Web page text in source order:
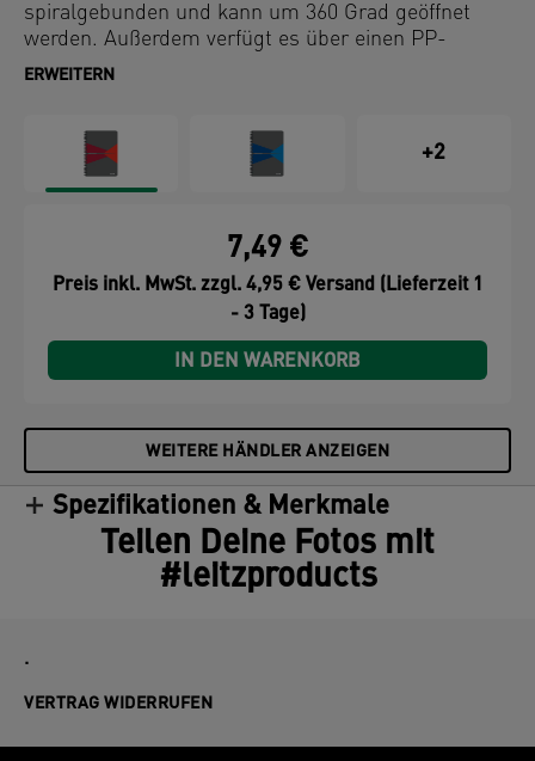
spiralgebunden und kann um 360 Grad geöffnet
werden. Außerdem verfügt es über einen PP-
Einband.
ERWEITERN
+2
7,49 €
Preis inkl. MwSt. zzgl. 4,95 € Versand (Lieferzeit 1
- 3 Tage)
IN DEN WARENKORB
WEITERE HÄNDLER ANZEIGEN
Spezifikationen & Merkmale
Teilen Deine Fotos mit
#leitzproducts
.
VERTRAG WIDERRUFEN